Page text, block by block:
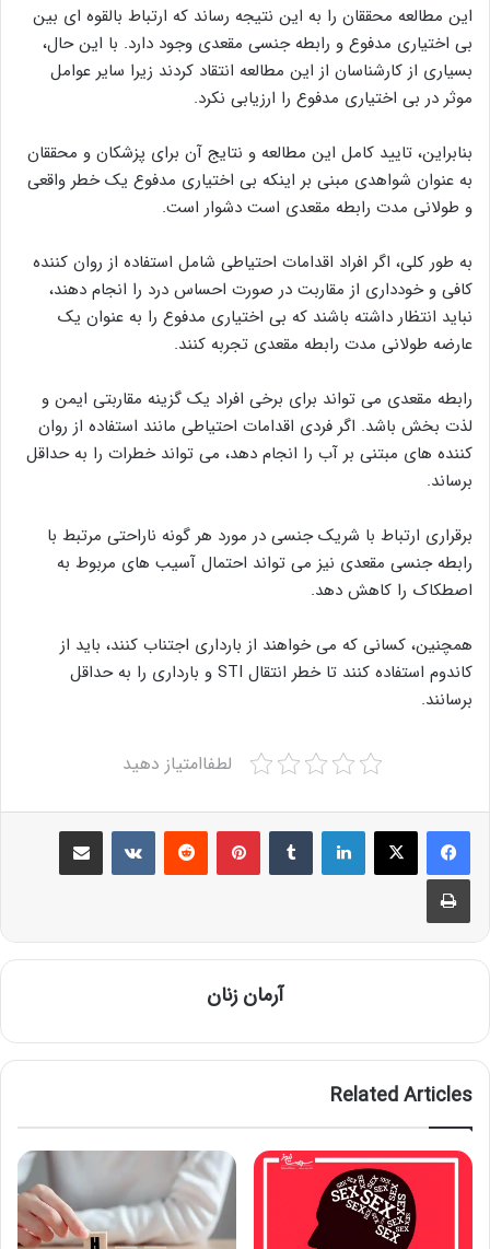
این مطالعه محققان را به این نتیجه رساند که ارتباط بالقوه ای بین
بی اختیاری مدفوع و رابطه جنسی مقعدی وجود دارد. با این حال،
بسیاری از کارشناسان از این مطالعه انتقاد کردند زیرا سایر عوامل
موثر در بی اختیاری مدفوع را ارزیابی نکرد.
بنابراین، تایید کامل این مطالعه و نتایج آن برای پزشکان و محققان
به عنوان شواهدی مبنی بر اینکه بی اختیاری مدفوع یک خطر واقعی
و طولانی مدت رابطه مقعدی است دشوار است.
به طور کلی، اگر افراد اقدامات احتیاطی شامل استفاده از روان کننده
کافی و خودداری از مقاربت در صورت احساس درد را انجام دهند،
نباید انتظار داشته باشند که بی اختیاری مدفوع را به عنوان یک
عارضه طولانی مدت رابطه مقعدی تجربه کنند.
رابطه مقعدی می تواند برای برخی افراد یک گزینه مقاربتی ایمن و
لذت بخش باشد. اگر فردی اقدامات احتیاطی مانند استفاده از روان
کننده های مبتنی بر آب را انجام دهد، می تواند خطرات را به حداقل
برساند.
برقراری ارتباط با شریک جنسی در مورد هر گونه ناراحتی مرتبط با
رابطه جنسی مقعدی نیز می تواند احتمال آسیب های مربوط به
اصطکاک را کاهش دهد.
همچنین، کسانی که می خواهند از بارداری اجتناب کنند، باید از
کاندوم استفاده کنند تا خطر انتقال STI و بارداری را به حداقل
برسانند.
لطفاامتیاز دهید
LinkedIn
Tumblr
Pinterest
Reddit
VKontakte
Share via Email
Print
آرمان زنان
Related Articles